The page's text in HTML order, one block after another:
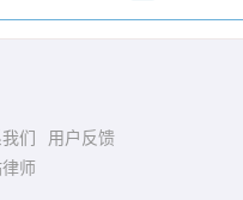
们
用户反馈
师